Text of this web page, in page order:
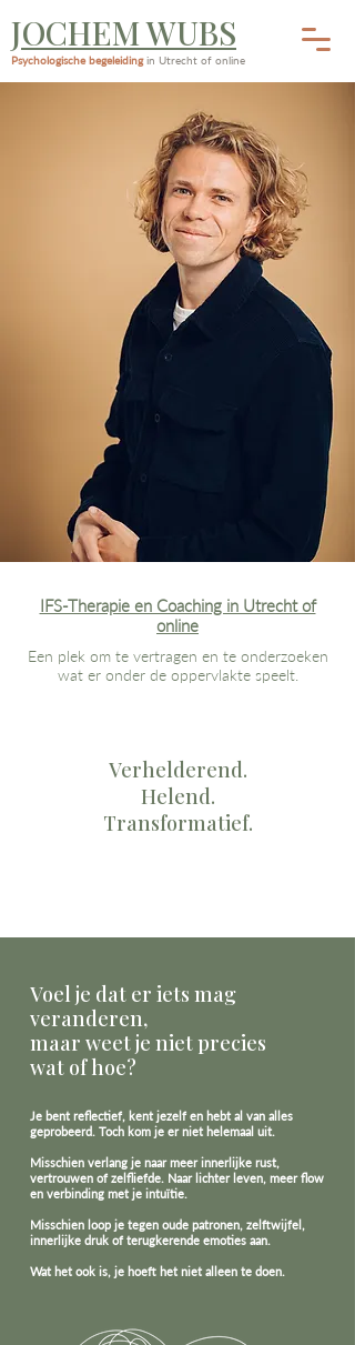
JOCHEM WUBS
Psychologische begeleidingin Utrecht of online
IFS-Therapie en Coaching in Utrecht of
online
Een plek om te vertragen en te onderzoeken
wat er onder de oppervlakte speelt.
Verhelderend.
Helend.
Transformatief.
Voel je dat er iets mag
veranderen,
maar weet je niet precies
wat of hoe?
Je bent reflectief, kent jezelf en hebt al van alles
geprobeerd. Toch kom je er niet helemaal uit.
Misschien verlang je naar meer innerlijke rust,
vertrouwen of zelfliefde. Naar lichter leven, meer flow
en verbinding met je intuïtie.
Misschien loop je tegen oude patronen, zelftwijfel,
innerlijke druk of terugkerende emoties aan.
Wat het ook is, je hoeft het niet alleen te doen.